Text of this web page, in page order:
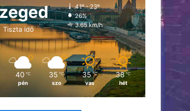
Tiszta idő
41º - 23º
26%
3.65 km/h
40 ℃
pén
35 ℃
szo
35 ℃
vas
38 ℃
hét